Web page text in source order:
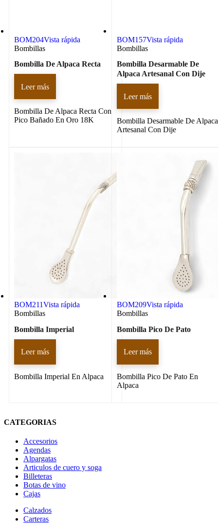
BOM204Vista rápida
Bombillas
Bombilla De Alpaca Recta
Leer más
Bombilla De Alpaca Recta Con
Pico Bañado En Oro 18K
BOM157Vista rápida
Bombillas
Bombilla Desarmable De
Alpaca Artesanal Con Dije
Leer más
Bombilla Desarmable De Alpaca
Artesanal Con Dije
BOM211Vista rápida
Bombillas
Bombilla Imperial
Leer más
Bombilla Imperial En Alpaca
BOM209Vista rápida
Bombillas
Bombilla Pico De Pato
Leer más
Bombilla Pico De Pato En
Alpaca
CATEGORIAS
Accesorios
Agendas
Alpargatas
Articulos de cuero y soga
Billeteras
Botas de vino
Cajas
Calzados
Carteras